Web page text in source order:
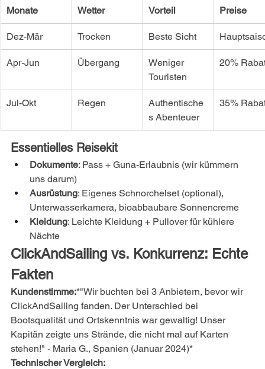
Monate Wetter Vorteil Preise
Dez-Mär Trocken Beste Sicht
Apr-Jun Übergang
Weniger
Touristen
20%
Jul-Okt Regen
Authentische
s Abenteuer
35%
Essentielles Reisekit
Dokumente: Pass + Guna-Erlaubnis (wir kümmern
uns darum)
Ausrüstung: Eigenes Schnorchelset (optional),
Unterwasserkamera, bioabbaubare Sonnencreme
Kleidung: Leichte Kleidung + Pullover für kühlere
Nächte
ClickAndSailing vs. Konkurrenz: Echte
Fakten
Kundenstimme:*"Wir buchten bei 3 Anbietern, bevor wir
ClickAndSailing fanden. Der Unterschied bei
Bootsqualität und Ortskenntnis war gewaltig! Unser
Kapitän zeigte uns Strände, die nicht mal auf Karten
stehen!" - Maria G., Spanien (Januar 2024)*
Technischer Vergleich: